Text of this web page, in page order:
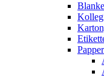
Papper